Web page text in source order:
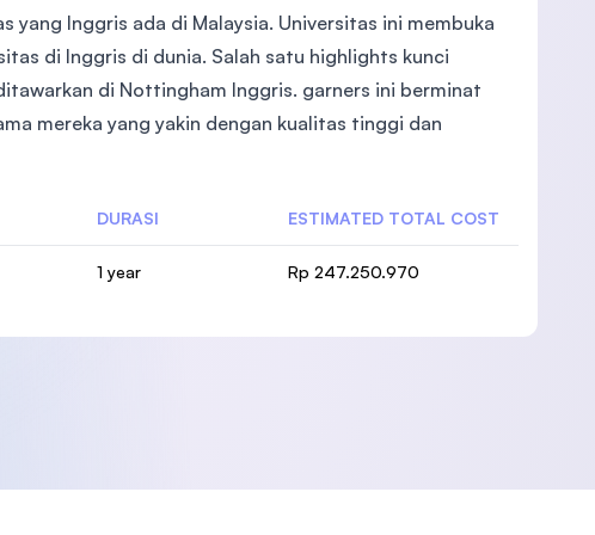
Inggris ada di Malaysia. Universitas ini membuka
di Inggris di dunia. Salah satu highlights kunci
di Nottingham Inggris. garners ini berminat
mereka yang yakin dengan kualitas tinggi dan
DURASI ESTIMATED TOTAL COST
1 year Rp 247.250.970